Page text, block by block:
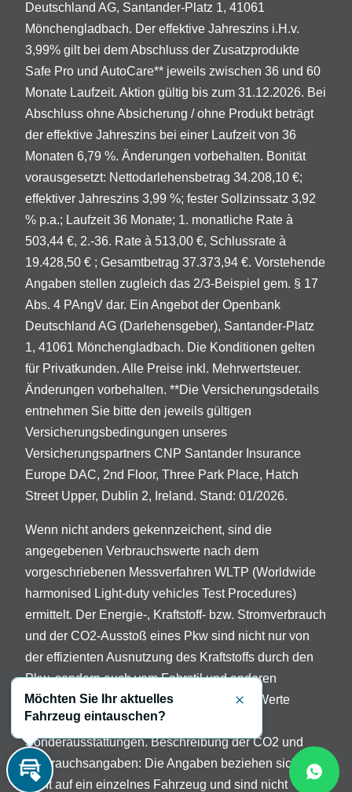
Deutschland AG, Santander-Platz 1, 41061
Mönchengladbach. Der effektive Jahreszins i.H.v.
3,99% gilt bei dem Abschluss der Zusatzprodukte
Safe Pro und AutoCare** jeweils zwischen 36 und 60
Monate Laufzeit. Aktion gültig bis zum 31.12.2026. Bei
Abschluss ohne Absicherung / ohne Produkt beträgt
der effektive Jahreszins bei einer Laufzeit von 36
Monaten 6,79 %. Änderungen vorbehalten. Bonität
vorausgesetzt: Nettodarlehensbetrag 34.208,10 €;
effektiver Jahreszins 3,99 %; fester Sollzinssatz 3,92
% p.a.; Laufzeit 36 Monate; 1. monatliche Rate à
503,44 €, 2.-36. Rate à 513,00 €, Schlussrate à
19.428,50 € ; Gesamtbetrag 37.373,94 €. Vorstehende
Angaben stellen zugleich das 2/3-Beispiel gem. § 17
Abs. 4 PAngV dar. Ein Angebot der Openbank
Deutschland AG (Darlehensgeber), Santander-Platz
1, 41061 Mönchengladbach. Die Konditionen gelten
für Privatkunden. Alle Preise inkl. Mehrwertsteuer.
Änderungen vorbehalten. **Die Versicherungsdetails
entnehmen Sie bitte den jeweils gültigen
Versicherungsbedingungen unseres
Versicherungspartners CNP Santander Insurance
Europe DAC, 2nd Floor, Three Park Place, Hatch
Street Upper, Dublin 2, Ireland. Stand: 01/2026.
Wenn nicht anders gekennzeichent, sind die
angegebenen Verbrauchswerte nach dem
vorgeschriebenen Messverfahren WLTP (Worldwide
harmonised Light-duty vehicles Test Procedures)
ermittelt. Der Energie-, Kraftstoff- bzw. Stromverbrauch
und der CO2-Ausstoß eines Pkw sind nicht nur von
der effizienten Ausnutzung des Kraftstoffs durch den
Pkw, sondern auch vom Fahrstil und anderen
nichttechnischen Faktoren abhängig. Die Werte
variieren in Abhängigkeit der gewählten
Sonderausstattungen. Beschreibung der CO2 und
Verbrauchsangaben: Die Angaben beziehen sich
nicht auf ein einzelnes Fahrzeug und sind nicht
Inzahlungnahme
Möchten Sie Ihr aktuelles
Fahrzeug eintauschen?
Schließen